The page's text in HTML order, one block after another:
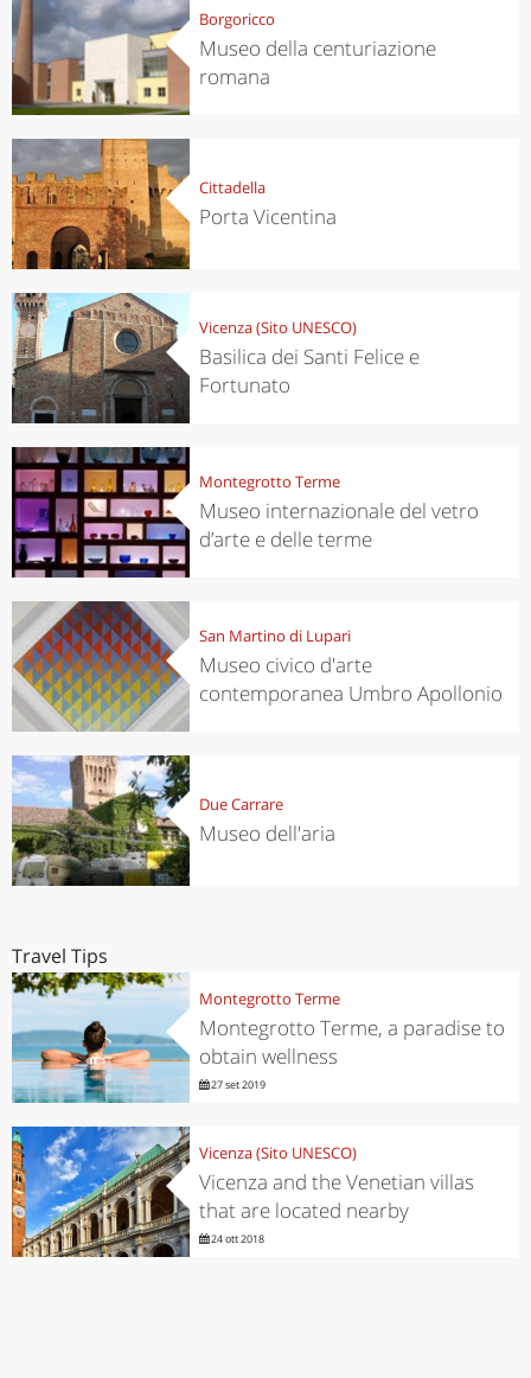
Borgoricco
Museo della centuriazione
romana
Cittadella
Porta Vicentina
Vicenza (Sito UNESCO)
Basilica dei Santi Felice e
Fortunato
Montegrotto Terme
Museo internazionale del vetro
d’arte e delle terme
San Martino di Lupari
Museo civico d'arte
contemporanea Umbro Apollonio
Due Carrare
Museo dell'aria
Travel Tips
Montegrotto Terme
Montegrotto Terme, a paradise to
obtain wellness
27 set 2019
Vicenza (Sito UNESCO)
Vicenza and the Venetian villas
that are located nearby
24 ott 2018